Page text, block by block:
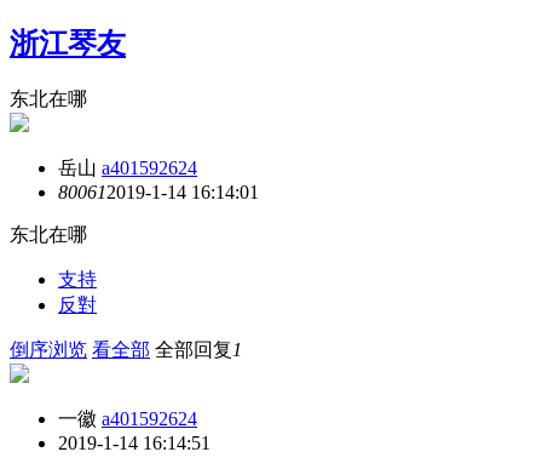
浙江琴友
东北在哪
岳山 a401592624
800612019-1-14 16:14:01
东北在哪
支持
反對
倒序浏览 看全部 全部回复 1
一徽 a401592624
2019-1-14 16:14:51